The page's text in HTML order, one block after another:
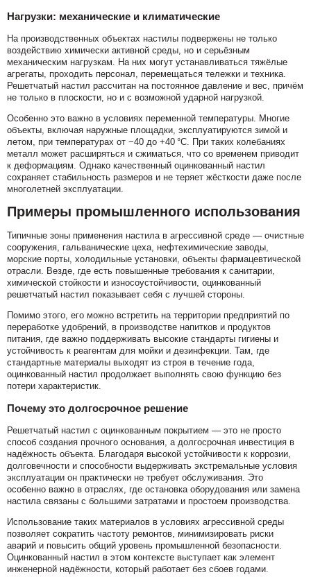
Нагрузки: механические и климатические
На производственных объектах настилы подвержены не только
воздействию химически активной среды, но и серьёзным
механическим нагрузкам. На них могут устанавливаться тяжёлые
агрегаты, проходить персонал, перемещаться тележки и техника.
Решетчатый настил рассчитан на постоянное давление и вес, причём
не только в плоскости, но и с возможной ударной нагрузкой.
Особенно это важно в условиях переменной температуры. Многие
объекты, включая наружные площадки, эксплуатируются зимой и
летом, при температурах от −40 до +40 °C. При таких колебаниях
металл может расширяться и сжиматься, что со временем приводит
к деформациям. Однако качественный оцинкованный настил
сохраняет стабильность размеров и не теряет жёсткости даже после
многолетней эксплуатации.
Примеры промышленного использования
Типичные зоны применения настила в агрессивной среде — очистные
сооружения, гальванические цеха, нефтехимические заводы,
морские порты, холодильные установки, объекты фармацевтической
отрасли. Везде, где есть повышенные требования к санитарии,
химической стойкости и износоустойчивости, оцинкованный
решетчатый настил показывает себя с лучшей стороны.
Помимо этого, его можно встретить на территории предприятий по
переработке удобрений, в производстве напитков и продуктов
питания, где важно поддерживать высокие стандарты гигиены и
устойчивость к реагентам для мойки и дезинфекции. Там, где
стандартные материалы выходят из строя в течение года,
оцинкованный настил продолжает выполнять свою функцию без
потери характеристик.
Почему это долгосрочное решение
Решетчатый настил с оцинкованным покрытием — это не просто
способ создания прочного основания, а долгосрочная инвестиция в
надёжность объекта. Благодаря высокой устойчивости к коррозии,
долговечности и способности выдерживать экстремальные условия
эксплуатации он практически не требует обслуживания. Это
особенно важно в отраслях, где остановка оборудования или замена
настила связаны с большими затратами и простоем производства.
Использование таких материалов в условиях агрессивной среды
позволяет сократить частоту ремонтов, минимизировать риски
аварий и повысить общий уровень промышленной безопасности.
Оцинкованный настил в этом контексте выступает как элемент
инженерной надёжности, который работает без сбоев годами.